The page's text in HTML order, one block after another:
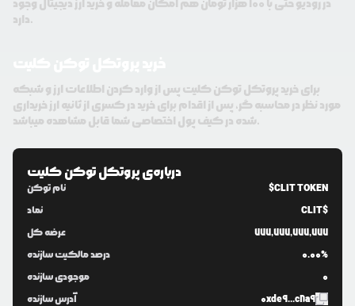
در رودیو حتی با 100 هزار تومان هم امکان معامله و خرید ارز دیجیتال وجود
دارد.
برای خرید پروتکل توکن کلیت پس از وارد کردن اطلاعات ارز و شبکه
مورد نظر در محاسبه گر، پس از اقدام برای خرید در کسری از ثانیه ارز خریداری
شده در کیف پول اختصاصی شما قابل مشاهده میباشد.
درباره‌یپروتکل توکن کلیت
نام توکن
$CLIT TOKEN
نماد
CLIT$
عرضه کل
777,777,777,777
درصد مالکیت سازنده
0.00%
موجودی سازنده
0
آدرس سازنده
0xde9...c8a9